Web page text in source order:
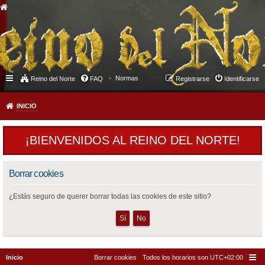
Reino del Norte FAQ Normas Identificarse
Registrarse
INICIO
¡BIENVENIDOS AL REINO DEL NORTE!
Borrar cookies
¿Estás seguro de querer borrar todas las cookies de este sitio?
Inicio Todos los horarios son UTC+02:00
Borrar cookies